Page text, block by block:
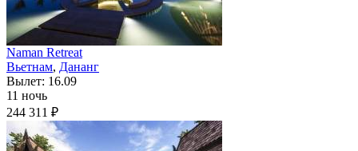
Naman Retreat
Вьетнам, Дананг
Вылет: 16.09
11 ночь
244 311 ₽